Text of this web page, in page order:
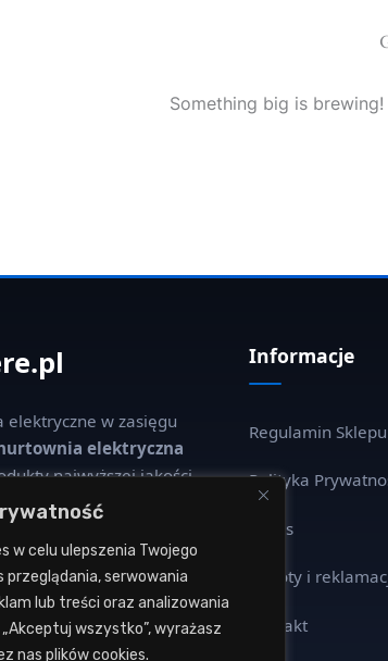
w celu ulepszenia Twojego
serwowania
lub treści oraz analizowania
wszystko”, wyrażasz
nas plików cookies.
Something big is
elektryczne w zasięgu
elektryczna
najwyższej jakości
indywidualnych.
szeroki wybór kabli,
oraz osprzętu
producentów.
Informacje
Regulamin Sklepu
Polityka
O nas
Zwroty i
Kontakt